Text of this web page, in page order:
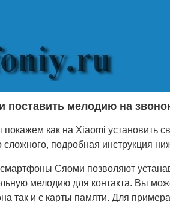
поставить мелодию на
как на Xiaomi установить
сложного, подробная инструкция
Сяоми позволяют
мелодию для контакта. Вы
так и с карты памяти. Для